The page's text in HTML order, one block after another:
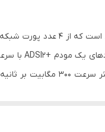
ITU-T G.۹۹۲.۵